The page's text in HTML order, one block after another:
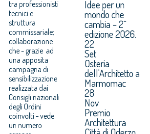
tra professionisti
tecnici e
struttura
commissariale;
collaborazione
che - grazie ad
una apposita
campagna di
sensibilizzazione
realizzata dai
Consigli nazionali
degli Ordini
coinvolti - vede
un numero
Idee per un
mondo che
cambia – 2^
edizione 2026.
22
Set
Osteria
dell'Architetto a
Marmomac
28
Nov
Premio
Architettura